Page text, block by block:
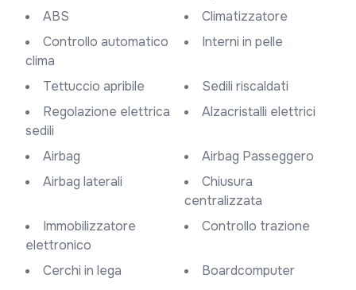
ABS
Climatizzatore
Controllo automatico
clima
Interni in pelle
Tettuccio apribile
Sedili riscaldati
Regolazione elettrica
sedili
Alzacristalli elettrici
Airbag
Airbag Passeggero
Airbag laterali
Chiusura
centralizzata
Immobilizzatore
elettronico
Controllo trazione
Cerchi in lega
Boardcomputer